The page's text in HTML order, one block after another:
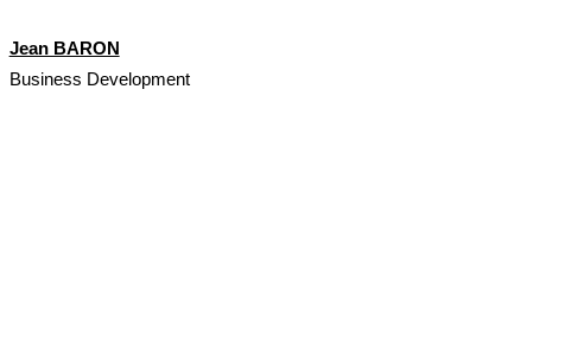
Jean BARON
Business Development